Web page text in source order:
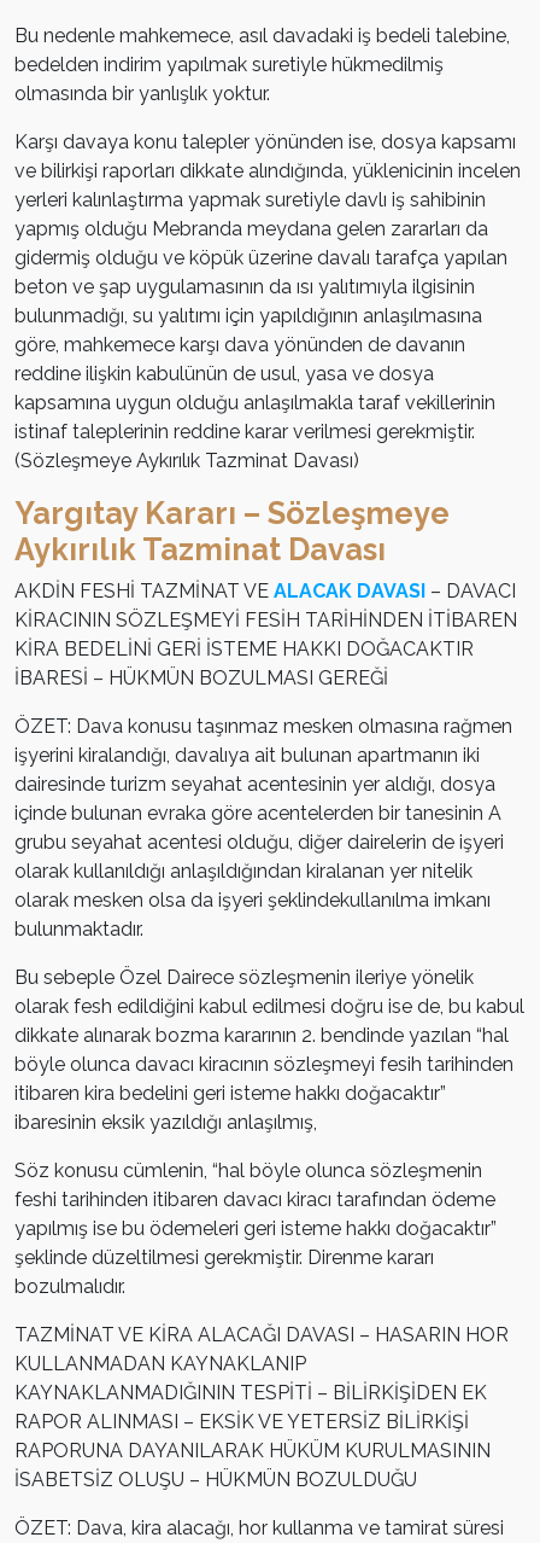
Bu nedenle mahkemece, asıl davadaki iş bedeli talebine,
bedelden indirim yapılmak suretiyle hükmedilmiş
olmasında bir yanlışlık yoktur.
Karşı davaya konu talepler yönünden ise, dosya kapsamı
ve bilirkişi raporları dikkate alındığında, yüklenicinin incelen
yerleri kalınlaştırma yapmak suretiyle davlı iş sahibinin
yapmış olduğu Mebranda meydana gelen zararları da
gidermiş olduğu ve köpük üzerine davalı tarafça yapılan
beton ve şap uygulamasının da ısı yalıtımıyla ilgisinin
bulunmadığı, su yalıtımı için yapıldığının anlaşılmasına
göre, mahkemece karşı dava yönünden de davanın
reddine ilişkin kabulünün de usul, yasa ve dosya
kapsamına uygun olduğu anlaşılmakla taraf vekillerinin
istinaf taleplerinin reddine karar verilmesi gerekmiştir.
(Sözleşmeye Aykırılık Tazminat Davası)
Yargıtay Kararı – Sözleşmeye
Aykırılık Tazminat Davası
AKDİN FESHİ TAZMİNAT VE ALACAK DAVASI – DAVACI
KİRACININ SÖZLEŞMEYİ FESİH TARİHİNDEN İTİBAREN
KİRA BEDELİNİ GERİ İSTEME HAKKI DOĞACAKTIR
İBARESİ – HÜKMÜN BOZULMASI GEREĞİ
ÖZET: Dava konusu taşınmaz mesken olmasına rağmen
işyerini kiralandığı, davalıya ait bulunan apartmanın iki
dairesinde turizm seyahat acentesinin yer aldığı, dosya
içinde bulunan evraka göre acentelerden bir tanesinin A
grubu seyahat acentesi olduğu, diğer dairelerin de işyeri
olarak kullanıldığı anlaşıldığından kiralanan yer nitelik
olarak mesken olsa da işyeri şeklindekullanılma imkanı
bulunmaktadır.
Bu sebeple Özel Dairece sözleşmenin ileriye yönelik
olarak fesh edildiğini kabul edilmesi doğru ise de, bu kabul
dikkate alınarak bozma kararının 2. bendinde yazılan “hal
böyle olunca davacı kiracının sözleşmeyi fesih tarihinden
itibaren kira bedelini geri isteme hakkı doğacaktır”
ibaresinin eksik yazıldığı anlaşılmış,
Söz konusu cümlenin, “hal böyle olunca sözleşmenin
feshi tarihinden itibaren davacı kiracı tarafından ödeme
yapılmış ise bu ödemeleri geri isteme hakkı doğacaktır”
şeklinde düzeltilmesi gerekmiştir. Direnme kararı
bozulmalıdır.
TAZMİNAT VE KİRA ALACAĞI DAVASI – HASARIN HOR
KULLANMADAN KAYNAKLANIP
KAYNAKLANMADIĞININ TESPİTİ – BİLİRKİŞİDEN EK
RAPOR ALINMASI – EKSİK VE YETERSİZ BİLİRKİŞİ
RAPORUNA DAYANILARAK HÜKÜM KURULMASININ
İSABETSİZ OLUŞU – HÜKMÜN BOZULDUĞU
ÖZET: Dava, kira alacağı, hor kullanma ve tamirat süresi